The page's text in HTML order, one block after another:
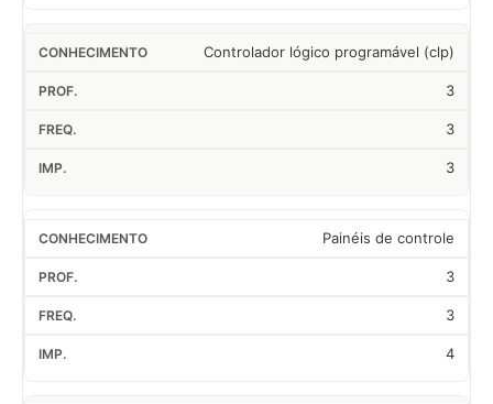
Controlador lógico programável (clp)
3
3
3
Painéis de controle
3
3
4